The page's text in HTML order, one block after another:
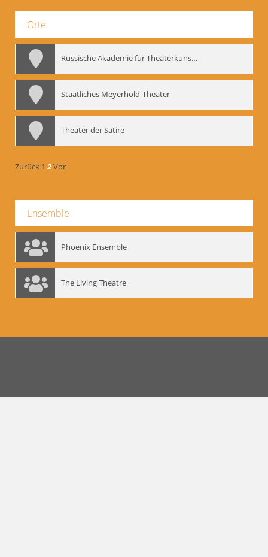
Orte
Russische Akademie für Theaterkunst – GITIS
Staatliches Meyerhold-Theater
Theater der Satire
Zurück 1 2Vor
Ensemble
Phoenix Ensemble
The Living Theatre